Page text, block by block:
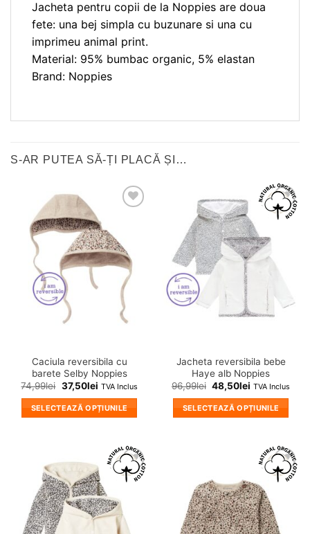
Jacheta pentru copii de la Noppies are doua
fete: una bej simpla cu buzunare si una cu
imprimeu animal print.
Material: 95% bumbac organic, 5% elastan
Brand: Noppies
S-AR PUTEA SĂ-ȚI PLACĂ ȘI…
wishlist!
Caciula reversibila cu
barete Selby Noppies
74,99lei 37,50lei TVA Inclus
SELECTEAZĂ OPȚIUNILE
mai
multe
variații.
Opțiunile
❤
wishlist!
Jacheta reversibila bebe
Haye alb Noppies
96,99lei 48,50lei TVA Inclus
SELECTEAZĂ OPȚIUNILE
multe
variații.
Opțiunile
pot
❤
wishlist!
❤
Adauga
wishlist!